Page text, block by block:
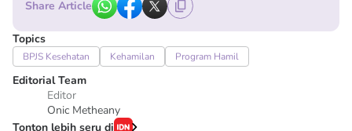
Share Article
Topics
BPJS Kesehatan Kehamilan Program Hamil
Editorial Team
Editor
Onic Metheany
Tonton lebih seru di